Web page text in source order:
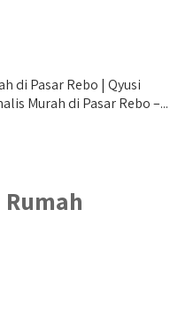
di Pasar Rebo | Qyusi
Murah di Pasar Rebo –...